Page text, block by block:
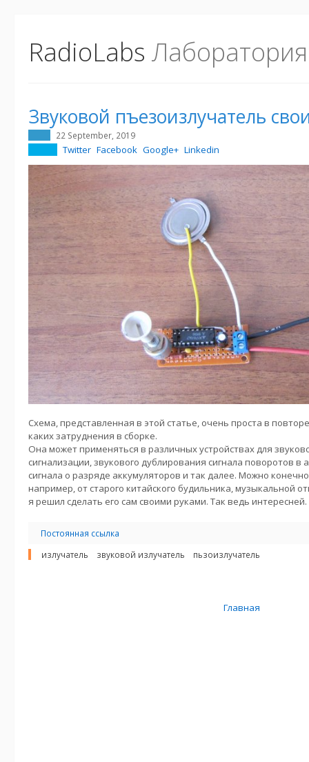
RadioLabs
Звуковой пъезоизлучатель
22 September, 2019
Twitter Facebook Google+ Linkedin
Схема, представленная в этой статье, очень проста в
каких затруднения в сборке.
Она может применяться в различных устройствах для
сигнализации, звукового дублирования сигнала поворотов в
сигнала о разряде аккумуляторов и так далее. Можно
например, от старого китайского будильника, музыкальной
я решил сделать его сам своими руками. Так ведь интересней.
Постоянная ссылка
излучатель
звуковой излучатель пьзоизлучатель
Главная